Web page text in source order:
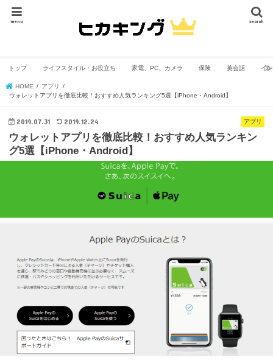
search
menu
トップ ライフスタイル・お役立ち 家電、PC、カメラ 保険 英会話 イ
HOME
アプリ
ウォレットアプリを徹底比較！おすすめ人気ランキング5選【iPhone・Android】
アプリ
2019.07.31 2019.12.24
ウォレットアプリを徹底比較！おすすめ人気ランキン
グ5選【iPhone・Android】